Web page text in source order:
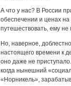
А что у нас? В России
обеспечении и ценах
путешествовать, ему
Но, наверное,
настоящего времени к
оно даже не
когда нынешний
«Норникель»,